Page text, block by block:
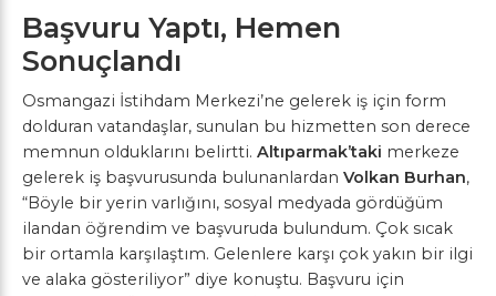
Başvuru Yaptı, Hemen
Sonuçlandı
Osmangazi İstihdam Merkezi’ne gelerek iş için form
dolduran vatandaşlar, sunulan bu hizmetten son derece
memnun olduklarını belirtti. Altıparmak’taki merkeze
gelerek iş başvurusunda bulunanlardan Volkan Burhan,
“Böyle bir yerin varlığını, sosyal medyada gördüğüm
ilandan öğrendim ve başvuruda bulundum. Çok sıcak
bir ortamla karşılaştım. Gelenlere karşı çok yakın bir ilgi
ve alaka gösteriliyor” diye konuştu. Başvuru için